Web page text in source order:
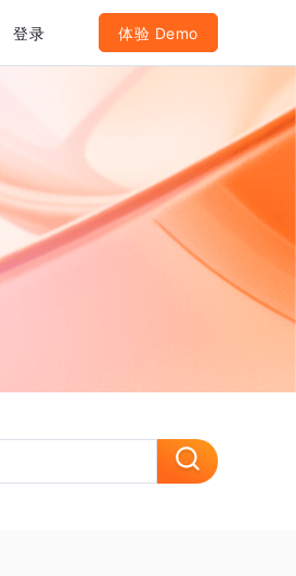
登录 体验 Demo